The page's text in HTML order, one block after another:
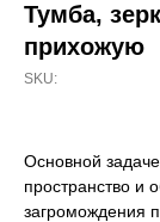
Тумба,
прихожую
SKU:
Основной
пространство и
загромождения